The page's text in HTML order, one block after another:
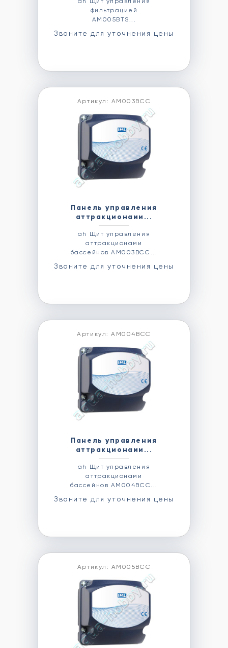
фильтрацией
AM005BTS...
Звоните для уточнения цены
Артикул: AM003BCC
Панель управления
аттракционами...
ah Щит управления
аттракционами
бассейнов AM003BCC...
Звоните для уточнения цены
Артикул: AM004BCC
Панель управления
аттракционами...
ah Щит управления
аттракционами
бассейнов AM004BCC...
Звоните для уточнения цены
Артикул: AM005BCC